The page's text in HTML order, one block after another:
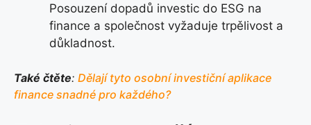
Posouzení dopadů investic do ESG na
finance a společnost vyžaduje trpělivost a
důkladnost.
Také čtěte: Dělají tyto osobní investiční aplikace
finance snadné pro každého?